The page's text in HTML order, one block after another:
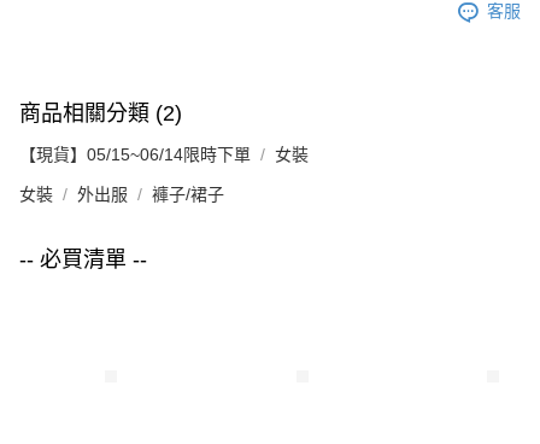
客服
商品相關分類 (2)
【現貨】05/15~06/14限時下單 女裝
女裝 外出服 褲子/裙子
-- 必買清單 --